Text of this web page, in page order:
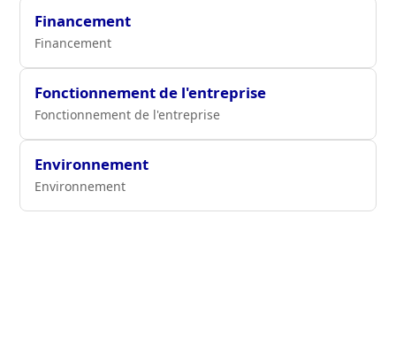
Financement
Financement
Fonctionnement de l'entreprise
Fonctionnement de l'entreprise
Environnement
Environnement